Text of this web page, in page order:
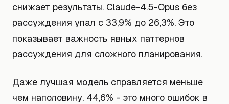
снижает результаты. Claude-4.5-Opus без
рассуждения упал с 33,9% до 26,3%. Это
показывает важность явных паттернов
рассуждения для сложного планирования.
Даже лучшая модель справляется меньше
чем наполовину. 44,6% - это много ошибок в